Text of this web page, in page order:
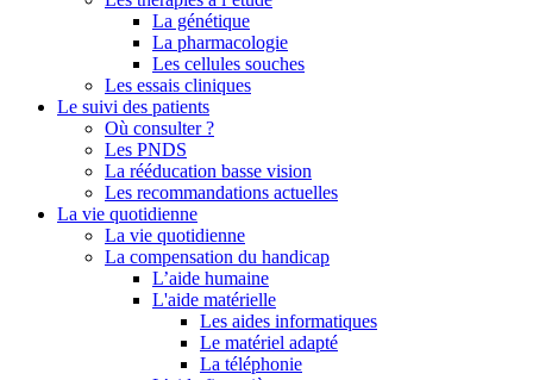
La génétique
La pharmacologie
Les cellules souches
Les essais cliniques
Le suivi des patients
Où consulter ?
Les PNDS
La rééducation basse vision
Les recommandations actuelles
La vie quotidienne
La vie quotidienne
La compensation du handicap
L’aide humaine
L'aide matérielle
Les aides informatiques
Le matériel adapté
La téléphonie